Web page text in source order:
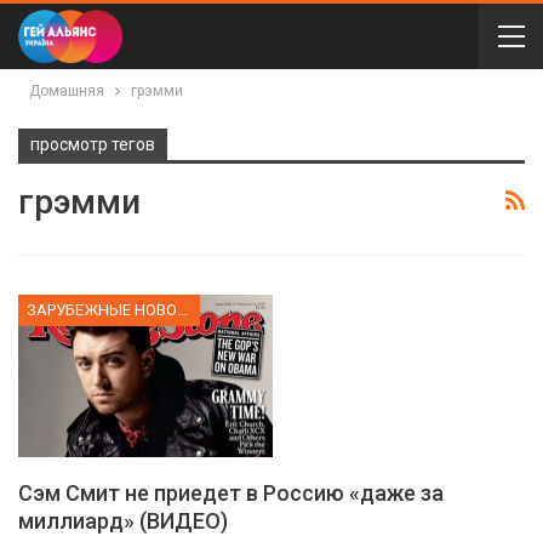
Домашняя грэмми
просмотр тегов
грэмми
Сэм Смит не приедет в Россию «даже за
миллиард» (ВИДЕО)